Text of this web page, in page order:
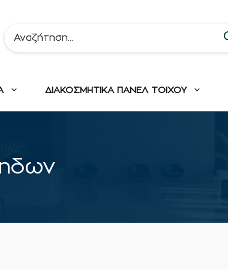
ΔΙΑΚΟΣΜΗΤΙΚΑ ΠΑΝΕΛ ΤΟΙΧΟΥ